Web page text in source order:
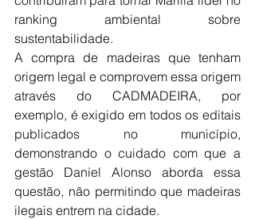
ranking ambiental sobre
sustentabilidade.
A compra de madeiras que tenham
origem legal e comprovem essa origem
através do CADMADEIRA, por
exemplo, é exigido em todos os editais
publicados no município,
demonstrando o cuidado com que a
gestão Daniel Alonso aborda essa
questão, não permitindo que madeiras
ilegais entrem na cidade.